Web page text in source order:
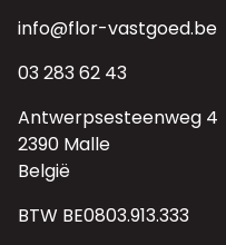
info@flor-vastgoed.be
03 283 62 43
Antwerpsesteenweg 4
2390 Malle
België
BTW BE0803.913.333